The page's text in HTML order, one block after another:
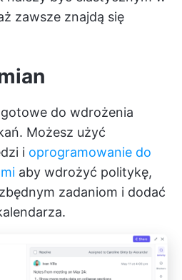
zawsze znajdą się
do wdrożenia
Możesz użyć
i oprogramowanie do
aby wdrożyć politykę,
zadaniom i dodać